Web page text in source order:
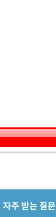
자주 받는 질문